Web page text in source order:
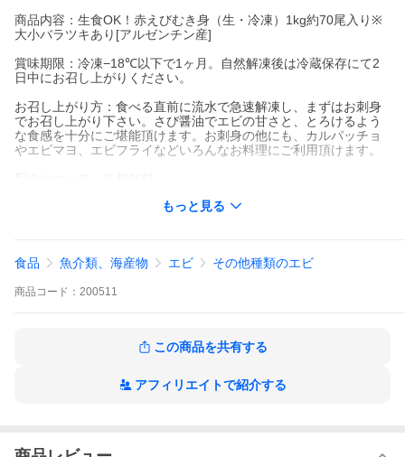
商品内容：生食OK！赤えびむき身（生・冷凍）1kg約70尾入り※
大小バラツキあり[アルゼンチン産]
賞味期限：冷凍−18℃以下で1ヶ月。自然解凍後は冷蔵保存にて2
日中にお召し上がりください。
お召し上がり方：食べる直前に流水で急速解凍し、まずはお刺身
でお召し上がり下さい。さび醤油でエビの甘さと、とろけるよう
な食感を十分にご堪能頂けます。お刺身の他にも、カルパッチョ
やエビマヨ、エビフライなどいろんなお料理にご利用頂けます。
7月31日〜8月13日まで
もっと見る
食品 魚介類、海産物 エビ その他種類のエビ
商品 コード： 200511
この商品を共有する
アフィリエイトで紹介する